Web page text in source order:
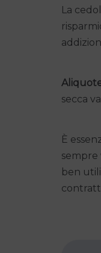
La
secca
È
sempre
ben